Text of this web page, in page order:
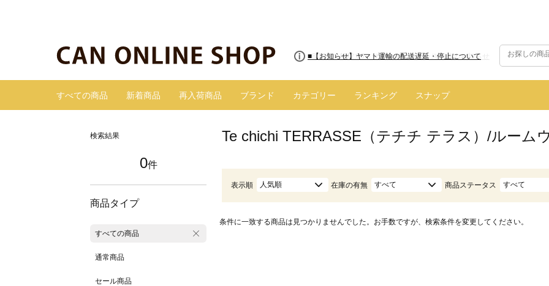
■8/13(木)AM2:00～サイトメンテナンス実施のお知らせ
■【お知らせ】ヤマト運輸の配送遅延・停止について
すべての商品 新着商品 再入荷商品 ブランド カテゴリー ランキング スナップ
検索結果
0件
商品タイプ
すべての商品
通常商品
セール商品
Te chichi TERRASSE（テチチ テラス）/ルーム
表示順 人気順 在庫の有無 すべて 商品ステータス すべて
条件に一致する商品は見つかりませんでした。お手数ですが、検索条件を変更してください。